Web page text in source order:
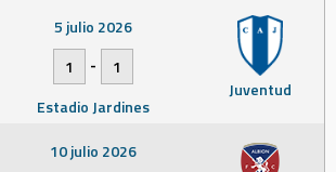
Juventud
5 julio 2026
1
-
1
Estadio Jardines
10 julio 2026